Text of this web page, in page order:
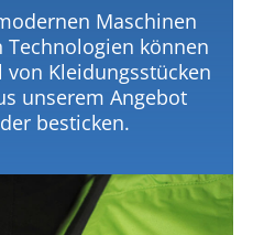
Maschinen
können
Kleidungsstücken
unserem Angebot
besticken.